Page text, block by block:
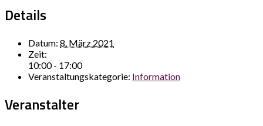
Details
Datum: 8. März 2021
Zeit:
10:00 - 17:00
Veranstaltungskategorie: Information
Veranstalter